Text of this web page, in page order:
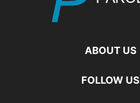
ABOUT US
FOLLOW US